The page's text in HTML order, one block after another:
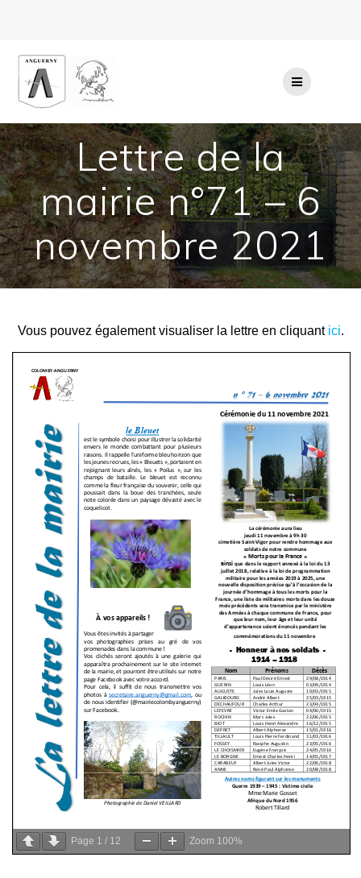
Lettre de la
mairie n°71 – 6
novembre 2021
Vous pouvez également visualiser la lettre en cliquant ici.
Page 1 / 12 Zoom 100%